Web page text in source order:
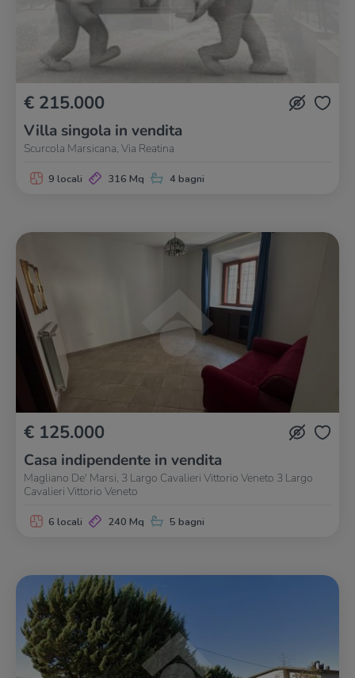
€ 215.000
Villa singola in vendita
Scurcola Marsicana, Via Reatina
9 locali 316 Mq 4 bagni
€ 125.000
Casa indipendente in vendita
Magliano De' Marsi, 3 Largo Cavalieri Vittorio Veneto 3 Largo
Cavalieri Vittorio Veneto
6 locali 240 Mq 5 bagni